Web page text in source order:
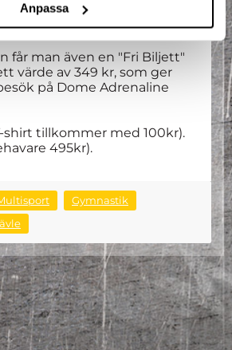
Anpassa
träningen. Denna
att justera till andra dagar
får man även en "Fri Biljett"
värde av 349 kr, som ger
på Dome Adrenaline
shirt tillkommer med 100kr).
495kr).
Gymnastik